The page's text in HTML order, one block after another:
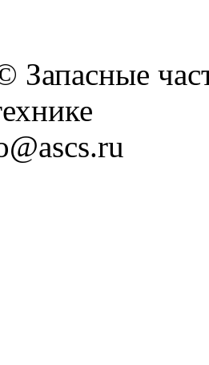
Запасные